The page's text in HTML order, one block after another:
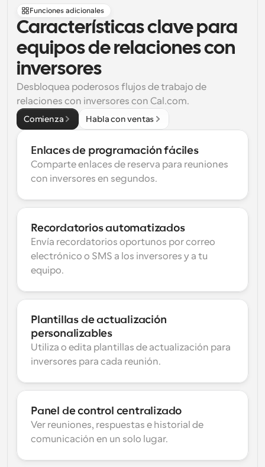
Funciones adicionales
Características clave para
equipos de relaciones con
inversores
Desbloquea poderosos flujos de trabajo de
relaciones con inversores con Cal.com.
Comienza Habla con ventas
Enlaces de programación fáciles
Comparte enlaces de reserva para reuniones
con inversores en segundos.
Recordatorios automatizados
Envía recordatorios oportunos por correo
electrónico o SMS a los inversores y a tu
equipo.
Plantillas de actualización
personalizables
Utiliza o edita plantillas de actualización para
inversores para cada reunión.
Panel de control centralizado
Ver reuniones, respuestas e historial de
comunicación en un solo lugar.